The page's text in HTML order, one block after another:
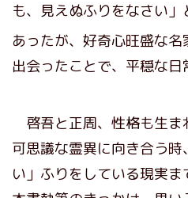
も、見えぬふりをなさい
あったが、好奇心旺盛な名
出会ったことで、平穏な日
啓吾と正周、性格も生ま
可思議な霊異に向き合う
い」ふりをしている現実ま